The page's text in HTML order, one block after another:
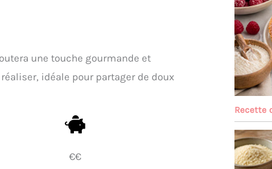
une touche gourmande et
idéale pour partager de doux
€€
Recette